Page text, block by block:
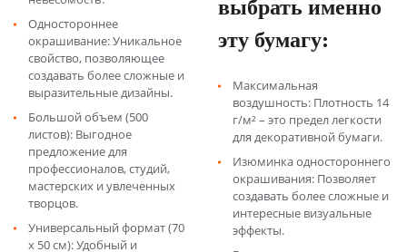
Одностороннее
окрашивание: Уникальное
свойство, позволяющее
создавать более сложные и
выразительные дизайны.
Большой объем (500
листов): Выгодное
предложение для
профессионалов, студий,
мастерских и увлеченных
творцов.
Универсальный формат (70
х 50 см): Удобный и
эту бумагу:
Максимальная
воздушность: Плотность 14
г/м² – это предел легкости
для декоративной бумаги.
Изюминка одностороннего
окрашивания: Позволяет
создавать более сложные и
интересные визуальные
эффекты.